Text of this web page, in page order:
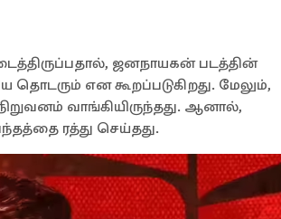
ஜனநாயகன் படத்தின்
என கூறப்படுகிறது. மேலும்,
வாங்கியிருந்தது. ஆனால்,
ரத்து செய்தது.